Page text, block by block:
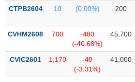
doanh
Tin
CTPB2604 10 (0.00%) 200
CVHM2608 700
-480
(-40.68%)
45,700
CVIC2601 1,170
-40
(-3.31%)
41,000
VẬT
CÔNG